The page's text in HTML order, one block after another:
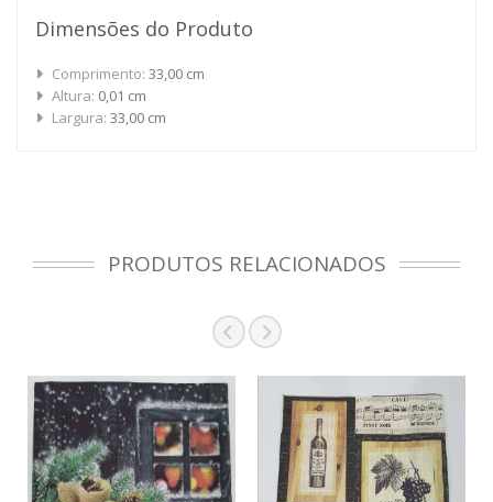
Dimensões do Produto
Comprimento: 33,00 cm
Altura: 0,01 cm
Largura: 33,00 cm
PRODUTOS RELACIONADOS